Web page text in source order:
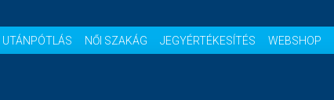
UTÁNPÓTLÁS NŐI SZAKÁG JEGYÉRTÉKESÍTÉS WEBSHOP